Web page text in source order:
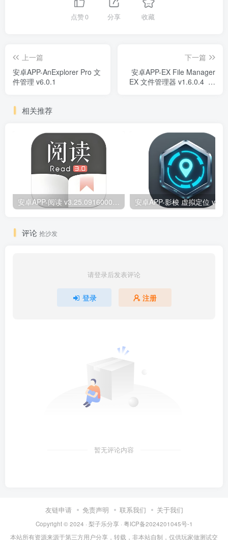
点赞0 分享 收藏
上一篇
安卓APP-AnExplorer Pro 文
件管理 v6.0.1
下一篇
安卓APP-EX File Manager
EX 文件管理器 v1.6.0.4 专
相关推荐
安卓APP-阅读 v3.25.09160000 原版/去除书源限制/内置书源版
评论 抢沙发
请登录后发表评论
登录 注册
暂无评论内容
友链申请 免责声明 联系我们 关于我们
Copyright © 2024 · 梨子乐分享· 粤ICP备2024201045号-1
本站所有资源来源于第三方用户分享，转载，非本站自制，仅供玩家做测试交